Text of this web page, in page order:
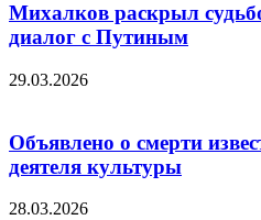
Михалков раскрыл
диалог с Путиным
29.03.2026
Объявлено о смерти
деятеля культуры
28.03.2026